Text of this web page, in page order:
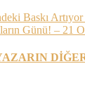
Baskı
Günü! – 21